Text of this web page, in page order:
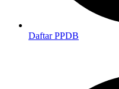
Daftar PPDB